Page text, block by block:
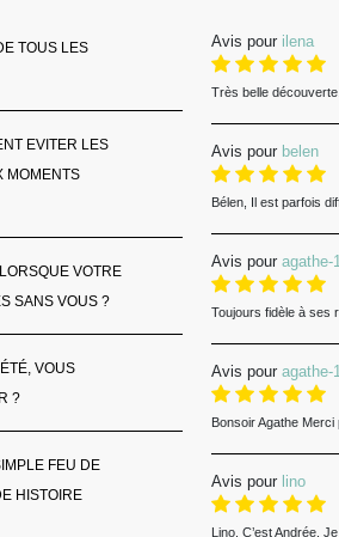
TOUS LES
EVITER LES
MOMENTS
VOTRE
SANS VOUS ?
VOUS
?
FEU DE
HISTOIRE
Avis pour ilena
Très belle
Avis pour belen
Bélen, Il est parfois
Avis pour agathe-
Toujours fidèle à ses
Avis pour agathe-
Bonsoir Agathe
Avis pour lino
Lino. C’est Andrée.